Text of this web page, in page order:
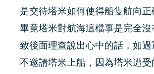
是交待塔米如何使得船隻航向正
畢竟塔米對航海這檔事是完全沒
致後面理查說出心中的話，如過
不邀請塔米上船，因為塔米遭